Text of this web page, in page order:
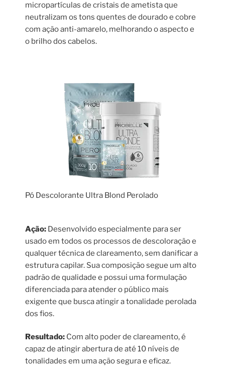
micropartículas de cristais de ametista que
neutralizam os tons quentes de dourado e cobre
com ação anti-amarelo, melhorando o aspecto e
o brilho dos cabelos.
Pó Descolorante Ultra Blond Perolado
Ação: Desenvolvido especialmente para ser
usado em todos os processos de descoloração e
qualquer técnica de clareamento, sem danificar a
estrutura capilar. Sua composição segue um alto
padrão de qualidade e possui uma formulação
diferenciada para atender o público mais
exigente que busca atingir a tonalidade perolada
dos fios.
Resultado: Com alto poder de clareamento, é
capaz de atingir abertura de até 10 níveis de
tonalidades em uma ação segura e eficaz.